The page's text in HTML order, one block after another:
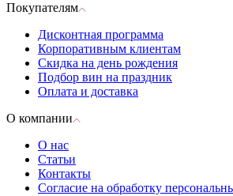
Покупателям
Дисконтная программа
Корпоративным клиентам
Скидка на день рождения
Подбор вин на праздник
Оплата и доставка
О компании
О нас
Статьи
Контакты
Согласие на обработку